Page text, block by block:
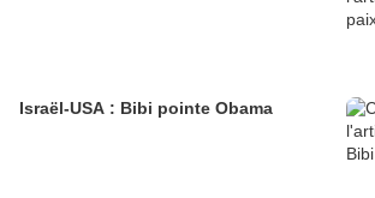
Israël-USA : Bibi pointe Obama